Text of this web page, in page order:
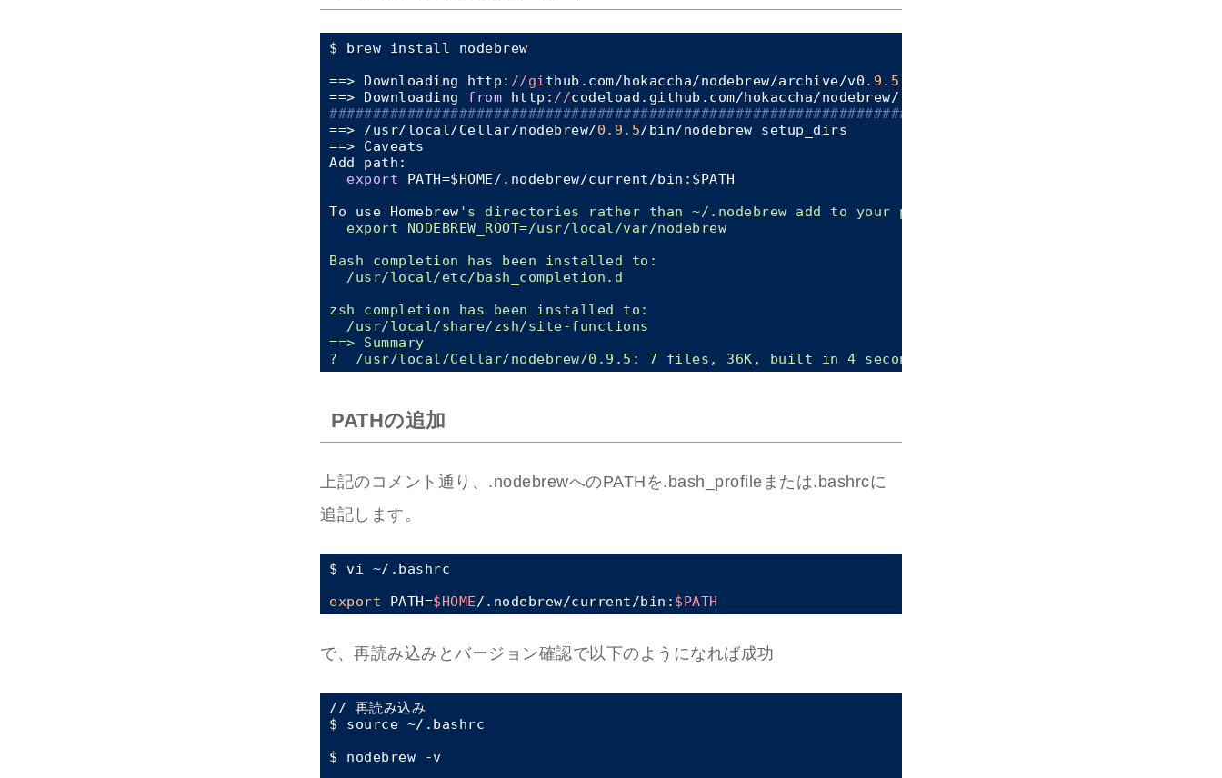
$ brew install nodebrew
==> Downloading http: //github.com/hokaccha/nodebrew/archive/v0 .9 .5
==> Downloading from http: //codeload.github.com/hokaccha/nodebrew/tar.gz/v0
########################################################################
==> /usr/local/Cellar/nodebrew/0.9 .5/bin/nodebrew setup_dirs
==> Caveats
Add path:
export PATH=$HOME/.nodebrew/current/bin:$PATH
To use Homebrew 's directories rather than ~/.nodebrew add to your profile:
  export NODEBREW_ROOT=/usr/local/var/nodebrew
Bash completion has been installed to:
  /usr/local/etc/bash_completion.d
zsh completion has been installed to:
  /usr/local/share/zsh/site-functions
==> Summary
PATHの追加
上記のコメント通り、.nodebrewへのPATHを.bash_profileまたは.bashrcに
追記します。
$ vi ~/.bashrc
export PATH=$HOME/.nodebrew/current/bin: $PATH
で、再読み込みとバージョン確認で以下のようになれば成功
// 再読み込み
$ source ~/.bashrc
$ nodebrew -v